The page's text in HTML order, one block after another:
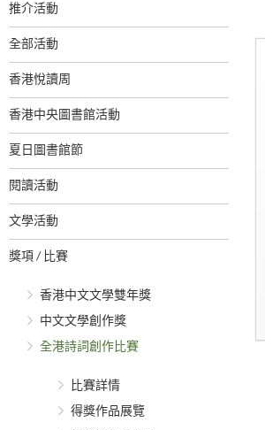
推介活動
全部活動
香港悅讀周
香港中央圖書館活動
夏日圖書館節
閱讀活動
文學活動
獎項 / 比賽
香港中文文學雙年獎
中文文學創作獎
全港詩詞創作比賽
比賽詳情
得獎作品展覽